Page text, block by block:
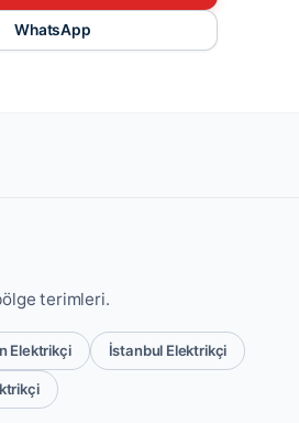
WhatsApp
terimleri.
Elektrikçi İstanbul Elektrikçi